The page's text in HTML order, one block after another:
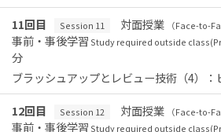
11回目
Session 11 対面授業 （Face-to-
事前・事後学習 Study required outside
分
ブラッシュアップとレビュー技術（4）
12回目
Session 12 対面授業 （Face-to-
事前・事後学習 Study required outside